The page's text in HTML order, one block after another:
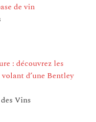
de vin
: découvrez les
d’une Bentley
Vins